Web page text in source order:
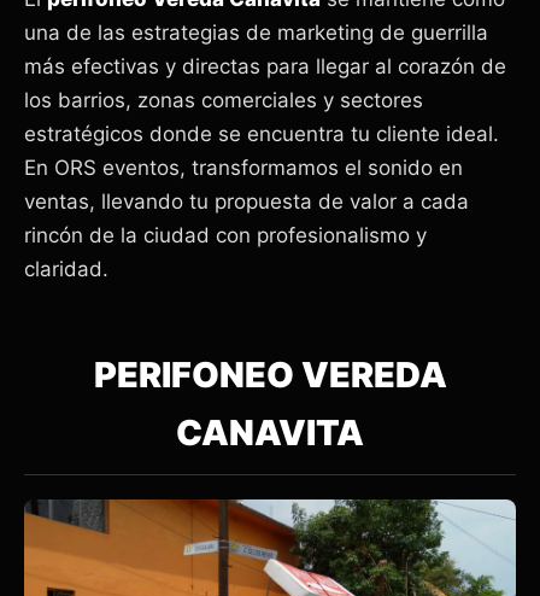
una de las estrategias de marketing de guerrilla
más efectivas y directas para llegar al corazón de
los barrios, zonas comerciales y sectores
estratégicos donde se encuentra tu cliente ideal.
En ORS eventos, transformamos el sonido en
ventas, llevando tu propuesta de valor a cada
rincón de la ciudad con profesionalismo y
claridad.
PERIFONEO VEREDA
CANAVITA